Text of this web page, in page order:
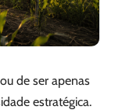
de ser apenas
estratégica.